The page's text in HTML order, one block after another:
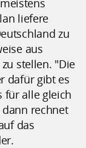
liefere
zu
aus
stellen. "Die
dafür gibt es
für alle gleich
dann rechnet
das